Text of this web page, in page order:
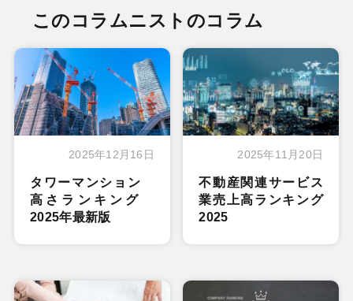
このコラムニストのコラム
2025年12月16日
タワーマンション
高さランキング
2025年最新版
2025年11月20日
不動産関連サービス
業売上高ランキング
2025